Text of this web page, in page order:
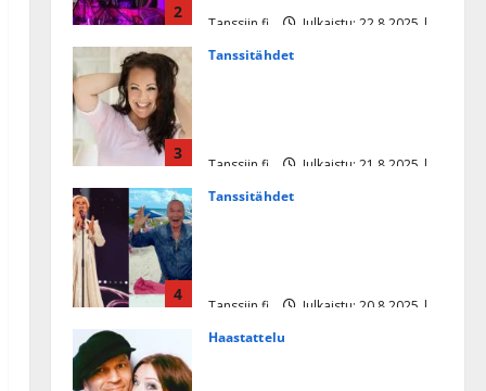
2
Tanssiin.fi
Julkaistu: 22.8.2025 |
3
Tanssitähdet
Tanssiin.fi
Julkaistu: 21.8.2025 |
4
Tanssitähdet
Tanssiin.fi
Julkaistu: 20.8.2025 |
Haastattelu